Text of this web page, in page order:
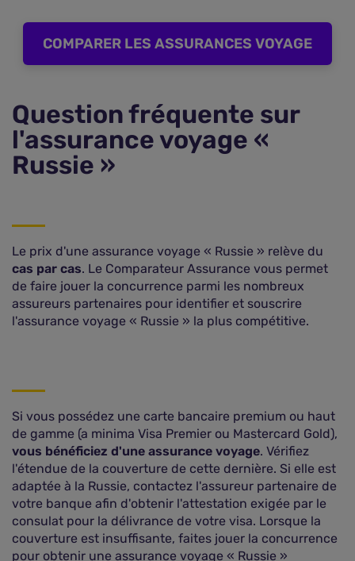
COMPARER LES ASSURANCES VOYAGE
Question fréquente sur
l'assurance voyage «
Russie »
Le prix d'une assurance voyage « Russie » relève du
cas par cas. Le Comparateur Assurance vous permet
de faire jouer la concurrence parmi les nombreux
assureurs partenaires pour identifier et souscrire
l'assurance voyage « Russie » la plus compétitive.
Si vous possédez une carte bancaire premium ou haut
de gamme (a minima Visa Premier ou Mastercard Gold),
vous bénéficiez d'une assurance voyage. Vérifiez
l'étendue de la couverture de cette dernière. Si elle est
adaptée à la Russie, contactez l'assureur partenaire de
votre banque afin d'obtenir l'attestation exigée par le
consulat pour la délivrance de votre visa. Lorsque la
couverture est insuffisante, faites jouer la concurrence
pour obtenir une assurance voyage « Russie »